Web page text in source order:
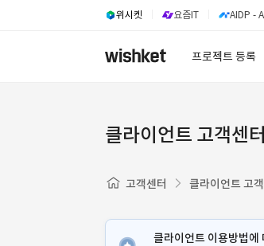
위시켓 요즘IT AIDP -
프로젝트 등록
클라이언트 고객센터
고객센터 클라이언트 고
클라이언트 이용방법에